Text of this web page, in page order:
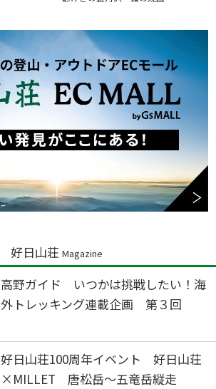
好日山荘 Magazine
高野ガイド いつかは挑戦したい！海
外トレッキング連載企画 第３回
好日山荘100周年イベント 好日山荘
×MILLET 唐松岳～五竜岳縦走